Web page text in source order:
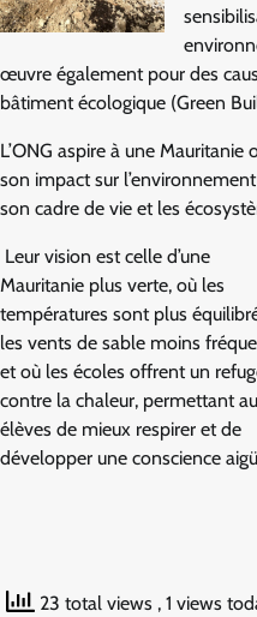
œuvre également pour des
bâtiment écologique (Green
L’ONG aspire à une
son impact sur
son cadre de vie et les
Leur vision est celle d’une
Mauritanie plus verte, où les
températures sont plus
les vents de sable moins
et où les écoles offrent un
contre la chaleur, permettant
élèves de mieux respirer et de
développer une conscience
23 total views , 1 views